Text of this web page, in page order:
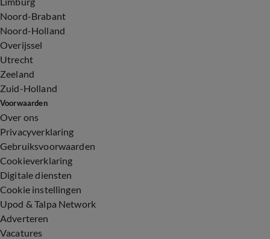
Noord-Brabant
Noord-Holland
Overijssel
Utrecht
Zeeland
Zuid-Holland
Voorwaarden
Over ons
Privacyverklaring
Gebruiksvoorwaarden
Cookieverklaring
Digitale diensten
Cookie instellingen
Upod & Talpa Network
Adverteren
Vacatures